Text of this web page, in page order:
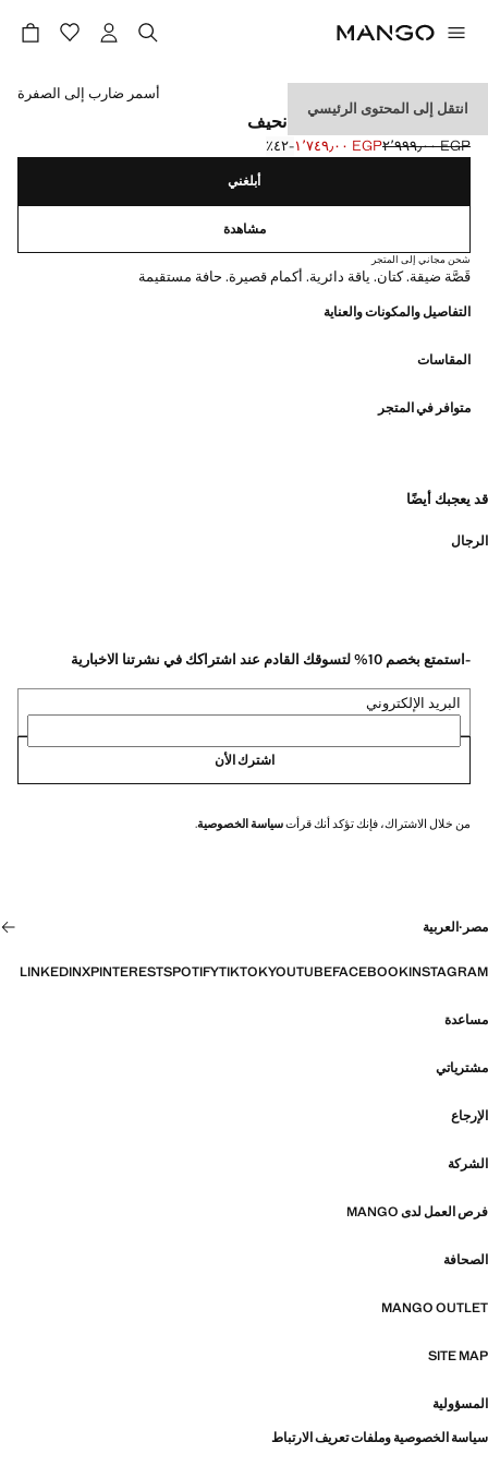
انتقل إلى المحتوى الرئيسي
تي شيرت من الكتان بقوام نحيف
السعر الأول محذوف [EGP ٢٬٩٩٩٫٠٠ ]
EGP ٢٬٩٩٩٫٠٠
السعر الحالي [EGP ١٬٧٤٩٫٠٠ ] EGP ١٬٧٤٩٫٠٠ ؜-٤٢٪؜
حدد اللون
أسمر ضارب إلى الصفرة
أبلغني
مشاهدة
شحن مجاني إلى المتجر
قَصَّة ضيقة. كتان. ياقة دائرية. أكمام قصيرة. حافة مستقيمة
التفاصيل والمكونات والعناية
المقاسات
متوافر في المتجر
قد يعجبك أيضًا
الرجال
-استمتع بخصم 10% لتسوقك القادم عند اشتراكك في نشرتنا الاخبارية
البريد الإلكتروني
اشترك الأن
من خلال الاشتراك، فإنك تؤكد أنك قرأتسياسة الخصوصية.
مصر ·العربية
INSTAGRAM
FACEBOOK
YOUTUBE
TIKTOK
SPOTIFY
PINTEREST
X
LINKEDIN
مساعدة
مشترياتي
الإرجاع
الشركة
فرص العمل لدى MANGO
الصحافة
MANGO OUTLET
SITE MAP
المسؤولية
سياسة الخصوصية وملفات تعريف الارتباط